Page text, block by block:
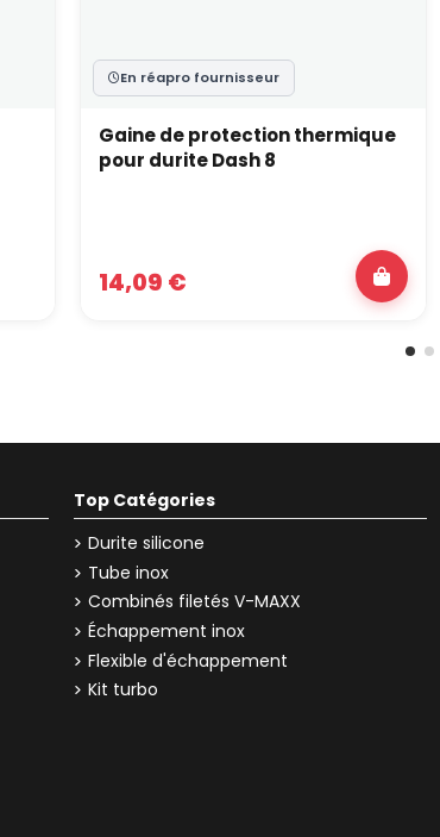
En réapro fournisseur
Gaine de protection thermique
pour durite Dash 8
14,09 €
Top Catégories
Durite silicone
Tube inox
Combinés filetés V-MAXX
Échappement inox
Flexible d'échappement
Kit turbo